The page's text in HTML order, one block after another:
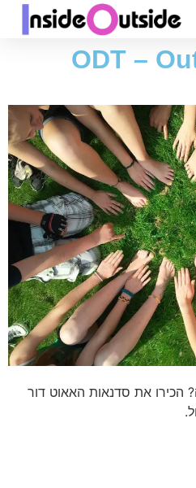
ODT –
הכירו את סדנאות האאוט דור